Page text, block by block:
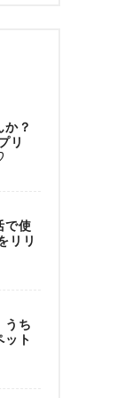
？
リ
で使
リリ
うち
ット